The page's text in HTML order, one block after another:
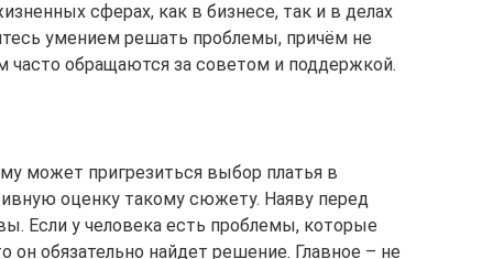
сферах, как в бизнесе, так и в делах
умением решать проблемы, причём не
часто обращаются за советом и поддержкой.
может пригрезиться выбор платья в
оценку такому сюжету. Наяву перед
Если у человека есть проблемы, которые
обязательно найдет решение. Главное – не